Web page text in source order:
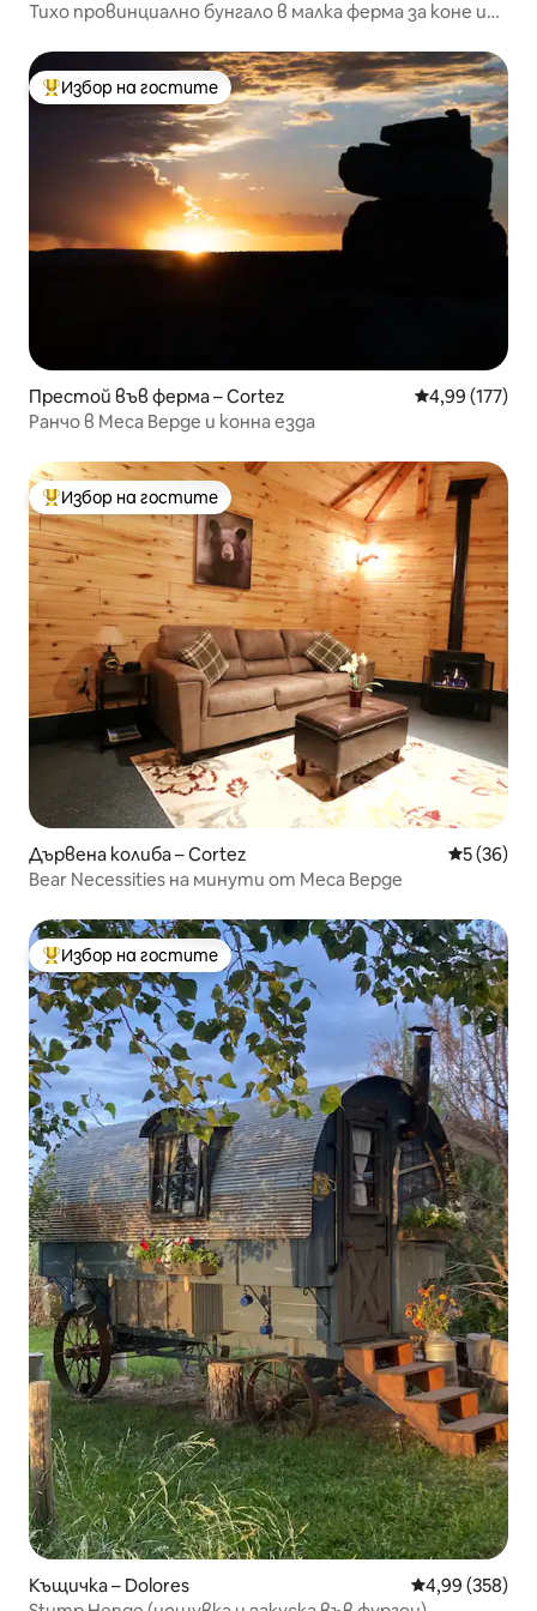
Тихо провинциално бунгало в малка ферма за коне и
Най-популярен избор на гостите
Избор на гостите
Престой във ферма – Cortez Средна
4,99 (177)
Ранчо в Меса Верде и конна езда
Най-популярен избор на гостите
Избор на гостите
Дървена колиба – Cortez Средна
5 (36)
Bear Necessities на минути от Меса Верде
Най-популярен избор на гостите
Избор на гостите
Къщичка – Dolores Средна
4,99 (358)